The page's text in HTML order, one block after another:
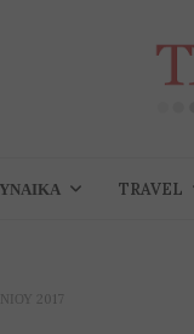
TRAVEL
2017